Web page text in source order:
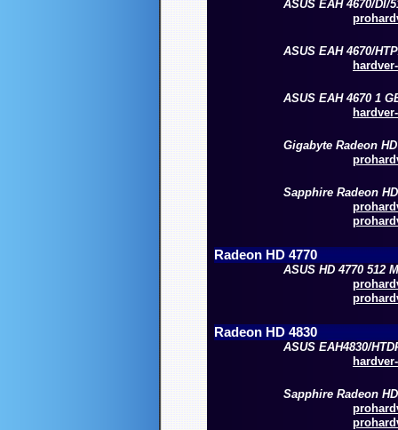
ASUS EAH 4670/DI/
ASUS EAH 4670/
ASUS EAH 4670 1
Gigabyte Radeon
Sapphire Radeon
Radeon HD 4770
ASUS HD 4770 512
Radeon HD 4830
ASUS EAH4830/
Sapphire Radeon